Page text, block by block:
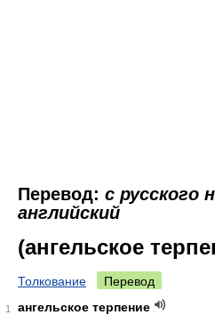
Перевод: с русского
английский
(ангельское
Толкование Перевод
1
ангельское терпение